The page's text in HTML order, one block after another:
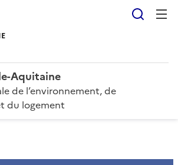
Aquitaine
de l’environnement, de
du logement